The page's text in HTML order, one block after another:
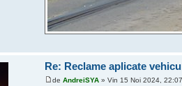
Re: Reclame aplicate
de AndreiSYA» Vin 15 Noi 2024, 22:07